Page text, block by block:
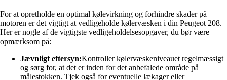
For at opretholde en optimal kølevirkning og forhindre skader på
motoren er det vigtigt at vedligeholde kølervæsken i din Peugeot 208.
Her er nogle af de vigtigste vedligeholdelsesopgaver, du bør være
opmærksom på:
Jævnligt eftersyn:Kontroller kølervæskeniveauet regelmæssigt
og sørg for, at det er inden for det anbefalede område på
målestokken. Tjek også for eventuelle lækager eller